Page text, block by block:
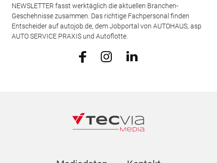
NEWSLETTER fasst werktäglich die aktuellen Branchen-
Geschehnisse zusammen. Das richtige Fachpersonal finden
Entscheider auf autojob.de, dem Jobportal von AUTOHAUS, asp
AUTO SERVICE PRAXIS und Autoflotte.